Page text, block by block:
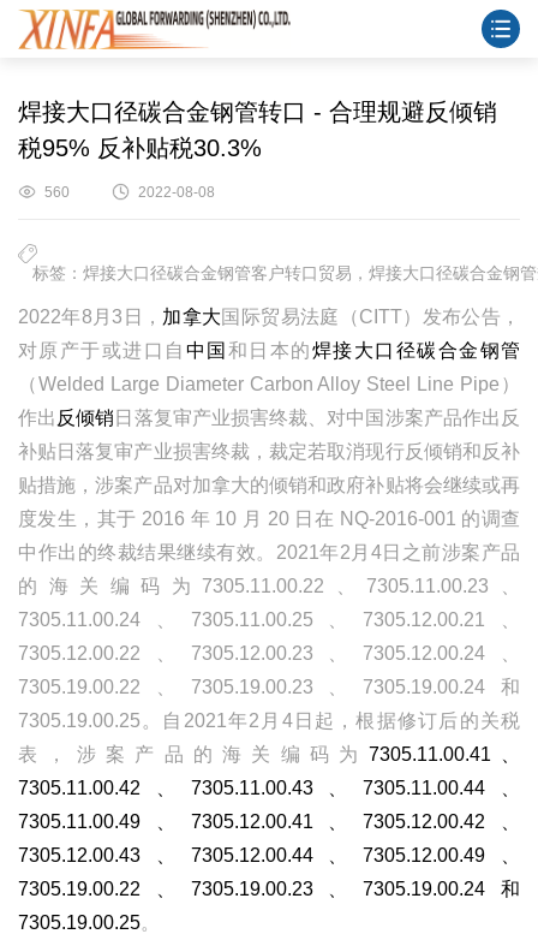
焊接大口径碳合金钢管转口 - 合理规避反倾销
税95% 反补贴税30.3%
560 2022-08-08
标签：焊接大口径碳合金钢管客户转口贸易，焊接大口径碳合金钢
2022年8月3日， 加拿大 国际贸易法庭（CITT）发布公告，
对原产于或进口自 中国 和日本的焊接大口径碳合金钢管
（Welded Large Diameter Carbon Alloy Steel Line Pipe）
作出 反倾销 日落复审产业损害终裁、对中国涉案产品作出反
补贴日落复审产业损害终裁，裁定若取消现行反倾销和反补
贴措施，涉案产品对加拿大的倾销和政府补贴将会继续或再
度发生，其于 2016 年 10 月 20 日在 NQ-2016-001 的调查
中作出的终裁结果继续有效。2021年2月4日之前涉案产品
的海关编码为7305.11.00.22、7305.11.00.23、
7305.11.00.24、7305.11.00.25、7305.12.00.21、
7305.12.00.22、7305.12.00.23、7305.12.00.24、
7305.19.00.22、7305.19.00.23、7305.19.00.24和
7305.19.00.25。自2021年2月4日起，根据修订后的关税
表，涉案产品的海关编码为 7305.11.00.41、
7305.11.00.42、7305.11.00.43、7305.11.00.44、
7305.11.00.49、7305.12.00.41、7305.12.00.42、
7305.12.00.43、7305.12.00.44、7305.12.00.49、
7305.19.00.22、7305.19.00.23、7305.19.00.24和
7305.19.00.25。